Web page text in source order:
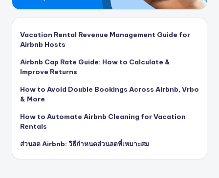
Vacation Rental Revenue Management Guide for
Airbnb Hosts
Airbnb Cap Rate Guide: How to Calculate &
Improve Returns
How to Avoid Double Bookings Across Airbnb, Vrbo
& More
How to Automate Airbnb Cleaning for Vacation
Rentals
ส่วนลด Airbnb: วิธีกำหนดส่วนลดที่เหมาะสม